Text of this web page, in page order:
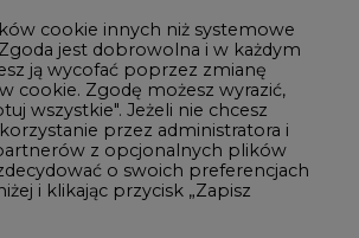
i IT
CO2
cookie innych niż systemowe
jest dobrowolna i w każdym
ją wycofać poprzez zmianę
cookie. Zgodę możesz wyrazić,
wszystkie". Jeżeli nie chcesz
przez administratora i
z opcjonalnych plików
o swoich preferencjach
i klikając przycisk „Zapisz